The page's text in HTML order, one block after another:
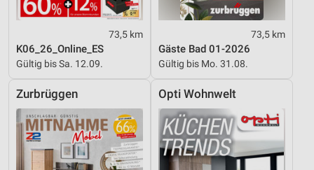
73,5 km
K06_26_Online_ES
Gültig bis Sa. 12.09.
73,5 km
Gäste Bad 01-2026
Gültig bis Mo. 31.08.
Zurbrüggen Opti Wohnwelt